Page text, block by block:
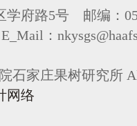
学府路5号 邮编：
：
石家庄果树研究所
网络